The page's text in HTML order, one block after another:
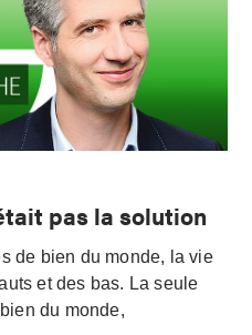
pas la solution
de bien du monde, la vie
et des bas. La seule
du monde,